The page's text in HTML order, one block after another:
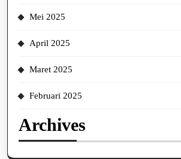
Mei 2025
April 2025
Maret 2025
Februari 2025
Archives